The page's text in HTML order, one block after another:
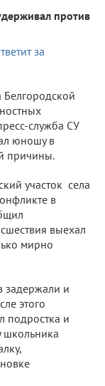
против
служба СУ
юношу в
причины.
участок села
в
выехал
мирно
задержали и
этого
подростка и
школьника